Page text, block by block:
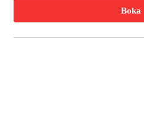
Boka